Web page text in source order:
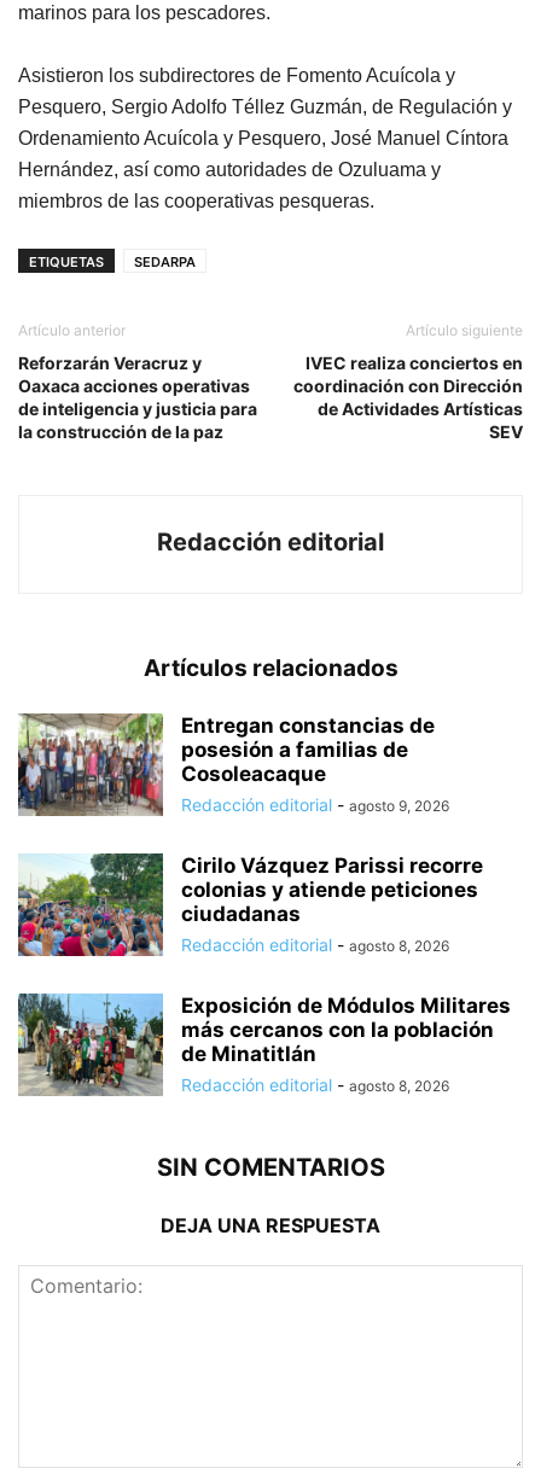
marinos para los pescadores.
Asistieron los subdirectores de Fomento Acuícola y
Pesquero, Sergio Adolfo Téllez Guzmán, de Regulación y
Ordenamiento Acuícola y Pesquero, José Manuel Cíntora
Hernández, así como autoridades de Ozuluama y
miembros de las cooperativas pesqueras.
ETIQUETAS SEDARPA
Artículo anterior
Reforzarán Veracruz y
Oaxaca acciones operativas
de inteligencia y justicia para
la construcción de la paz
Artículo siguiente
IVEC realiza conciertos en
coordinación con Dirección
de Actividades Artísticas
SEV
Redacción editorial
Artículos relacionados
Entregan constancias de
posesión a familias de
Cosoleacaque
Redacción editorial - agosto 9, 2026
Cirilo Vázquez Parissi recorre
colonias y atiende peticiones
ciudadanas
Redacción editorial - agosto 8, 2026
Exposición de Módulos Militares
más cercanos con la población
de Minatitlán
Redacción editorial - agosto 8, 2026
SIN COMENTARIOS
DEJA UNA RESPUESTA